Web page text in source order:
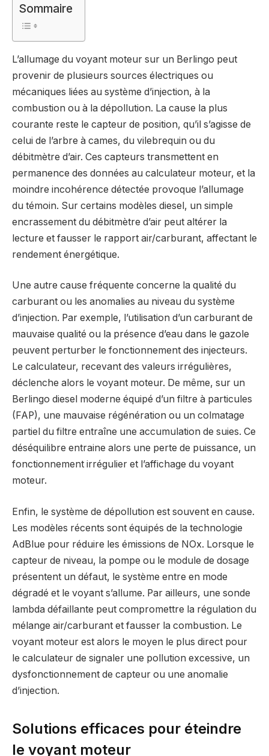
Sommaire
L’allumage du voyant moteur sur un Berlingo peut
provenir de plusieurs sources électriques ou
mécaniques liées au système d’injection, à la
combustion ou à la dépollution. La cause la plus
courante reste le capteur de position, qu’il s’agisse de
celui de l’arbre à cames, du vilebrequin ou du
débitmètre d’air. Ces capteurs transmettent en
permanence des données au calculateur moteur, et la
moindre incohérence détectée provoque l’allumage
du témoin. Sur certains modèles diesel, un simple
encrassement du débitmètre d’air peut altérer la
lecture et fausser le rapport air/carburant, affectant le
rendement énergétique.
Une autre cause fréquente concerne la qualité du
carburant ou les anomalies au niveau du système
d’injection. Par exemple, l’utilisation d’un carburant de
mauvaise qualité ou la présence d’eau dans le gazole
peuvent perturber le fonctionnement des injecteurs.
Le calculateur, recevant des valeurs irrégulières,
déclenche alors le voyant moteur. De même, sur un
Berlingo diesel moderne équipé d’un filtre à particules
(FAP), une mauvaise régénération ou un colmatage
partiel du filtre entraîne une accumulation de suies. Ce
déséquilibre entraine alors une perte de puissance, un
fonctionnement irrégulier et l’affichage du voyant
moteur.
Enfin, le système de dépollution est souvent en cause.
Les modèles récents sont équipés de la technologie
AdBlue pour réduire les émissions de NOx. Lorsque le
capteur de niveau, la pompe ou le module de dosage
présentent un défaut, le système entre en mode
dégradé et le voyant s’allume. Par ailleurs, une sonde
lambda défaillante peut compromettre la régulation du
mélange air/carburant et fausser la combustion. Le
voyant moteur est alors le moyen le plus direct pour
le calculateur de signaler une pollution excessive, un
dysfonctionnement de capteur ou une anomalie
d’injection.
Solutions efficaces pour éteindre
le voyant moteur